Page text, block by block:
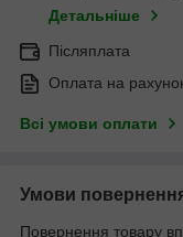
Детальніше
Післяплата
Оплата на
Всі умови оплати
Умови
Повернення товару